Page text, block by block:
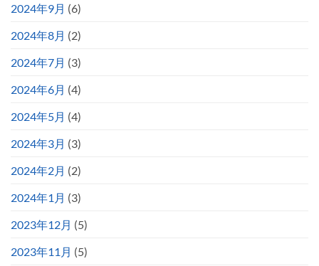
2024年9月 (6)
2024年8月 (2)
2024年7月 (3)
2024年6月 (4)
2024年5月 (4)
2024年3月 (3)
2024年2月 (2)
2024年1月 (3)
2023年12月 (5)
2023年11月 (5)